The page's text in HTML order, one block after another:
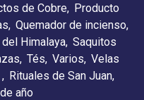
de Cobre Producto
Quemador de incienso
Himalaya Saquitos
Tés Varios Velas
Rituales de San Juan
año